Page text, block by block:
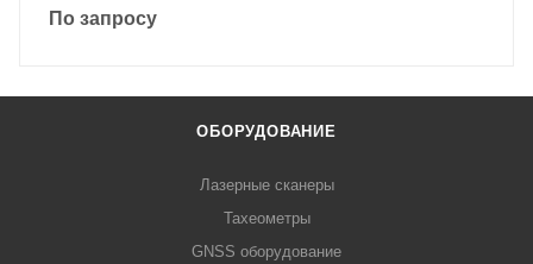
По запросу
ОБОРУДОВАНИЕ
Лазерные сканеры
Тахеометры
GNSS оборудование